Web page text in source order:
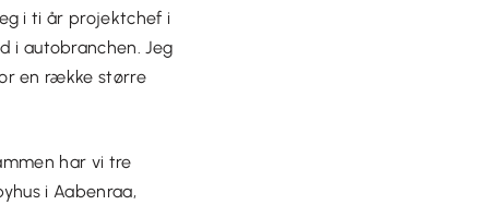
i ti år projektchef i
i autobranchen. Jeg
en række større
har vi tre
i Aabenraa,